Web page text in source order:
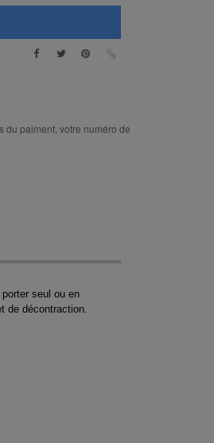
du paiment, votre numéro de
seul ou en
de décontraction.